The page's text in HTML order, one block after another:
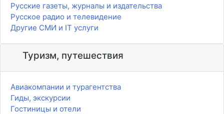
Русские газеты, журналы и издательства
Русское радио и телевидение
Другие СМИ и IT услуги
Туризм, путешествия
Авиакомпании и турагентства
Гиды, экскурсии
Гостиницы и отели